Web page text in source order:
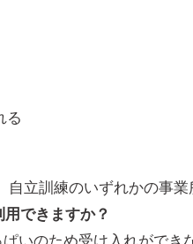
る
立訓練のいずれかの事
できますか？
いのため受け入れができ